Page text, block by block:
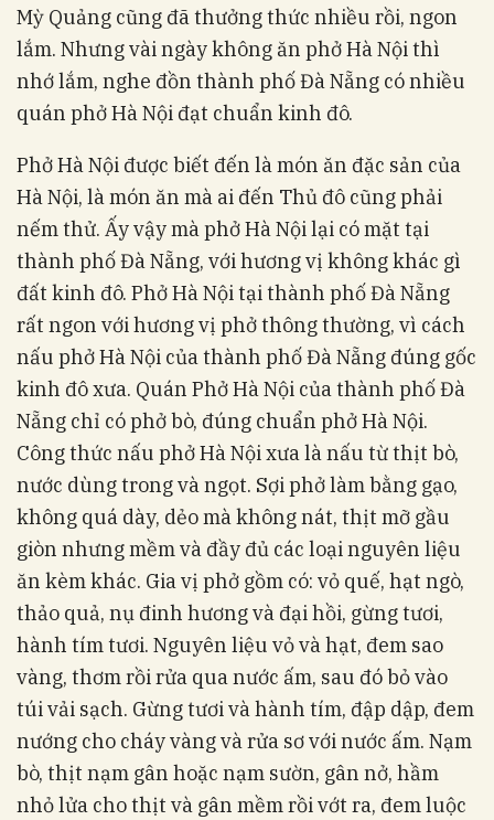
Mỳ Quảng cũng đã thưởng thức nhiều rồi, ngon
lắm. Nhưng vài ngày không ăn phở Hà Nội thì
nhớ lắm, nghe đồn thành phố Đà Nẵng có nhiều
quán phở Hà Nội đạt chuẩn kinh đô.
Phở Hà Nội được biết đến là món ăn đặc sản của
Hà Nội, là món ăn mà ai đến Thủ đô cũng phải
nếm thử. Ấy vậy mà phở Hà Nội lại có mặt tại
thành phố Đà Nẵng, với hương vị không khác gì
đất kinh đô. Phở Hà Nội tại thành phố Đà Nẵng
rất ngon với hương vị phở thông thường, vì cách
nấu phở Hà Nội của thành phố Đà Nẵng đúng gốc
kinh đô xưa. Quán Phở Hà Nội của thành phố Đà
Nẵng chỉ có phở bò, đúng chuẩn phở Hà Nội.
Công thức nấu phở Hà Nội xưa là nấu từ thịt bò,
nước dùng trong và ngọt. Sợi phở làm bằng gạo,
không quá dày, dẻo mà không nát, thịt mỡ gầu
giòn nhưng mềm và đầy đủ các loại nguyên liệu
ăn kèm khác. Gia vị phở gồm có: vỏ quế, hạt ngò,
thảo quả, nụ đinh hương và đại hồi, gừng tươi,
hành tím tươi. Nguyên liệu vỏ và hạt, đem sao
vàng, thơm rồi rửa qua nước ấm, sau đó bỏ vào
túi vải sạch. Gừng tươi và hành tím, đập dập, đem
nướng cho cháy vàng và rửa sơ với nước ấm. Nạm
bò, thịt nạm gân hoặc nạm sườn, gân nở, hầm
nhỏ lửa cho thịt và gân mềm rồi vớt ra, đem luộc